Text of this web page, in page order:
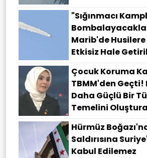
"Sığınmacı
Marib'de Husilere
Etkisiz Hale
Çocuk Koruma
TBMM'den
Daha Güçlü Bir
Temelini
Hürmüz
Saldırısına
Kabul Edilemez